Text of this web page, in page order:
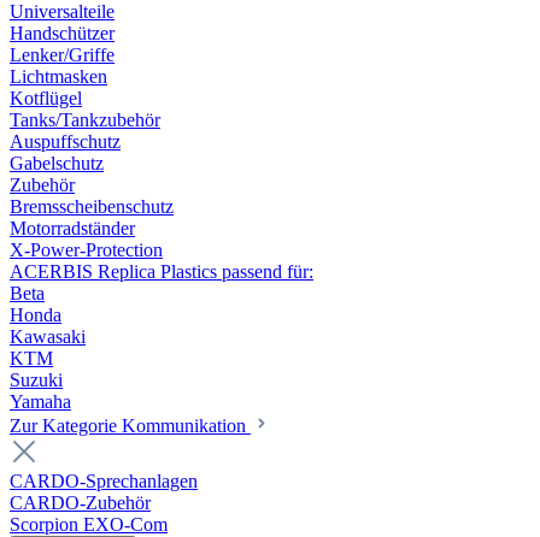
Universalteile
Handschützer
Lenker/Griffe
Lichtmasken
Kotflügel
Tanks/Tankzubehör
Auspuffschutz
Gabelschutz
Zubehör
Bremsscheibenschutz
Motorradständer
X-Power-Protection
ACERBIS Replica Plastics passend für:
Beta
Honda
Kawasaki
KTM
Suzuki
Yamaha
Zur Kategorie Kommunikation
CARDO-Sprechanlagen
CARDO-Zubehör
Scorpion EXO-Com